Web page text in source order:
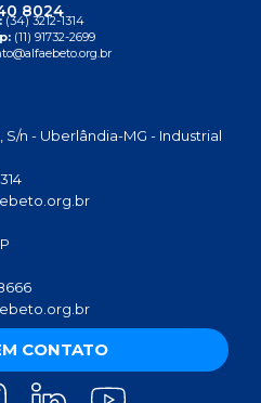
8024
(34) 3212-1314
(11) 91732-2699
n - Uberlândia-MG - Industrial
CONTATO